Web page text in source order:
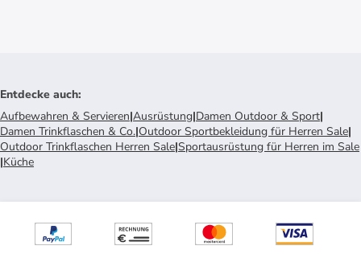
Entdecke auch:
Aufbewahren & Servieren|Ausrüstung|Damen Outdoor & Sport|
Damen Trinkflaschen & Co.|Outdoor Sportbekleidung für Herren Sale|
Outdoor Trinkflaschen Herren Sale|Sportausrüstung für Herren im Sale
|Küche